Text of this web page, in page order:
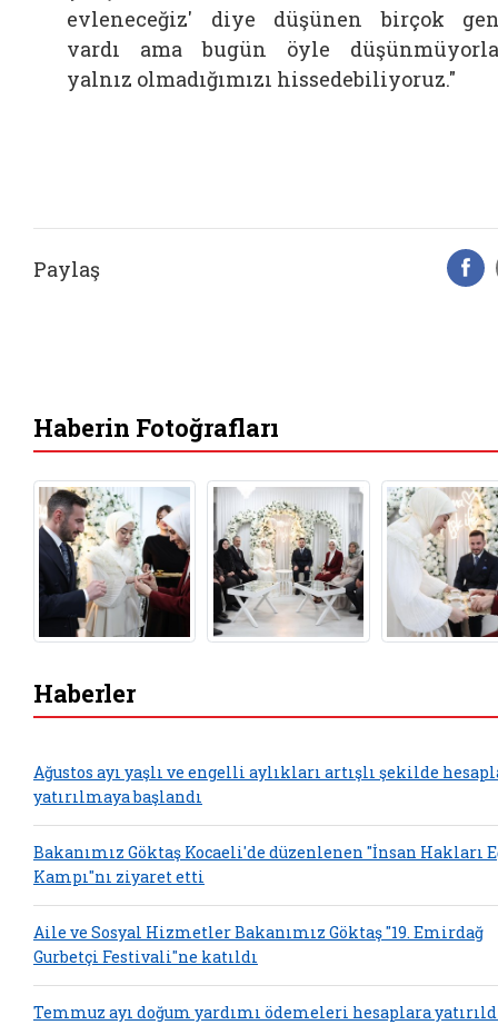
evleneceğiz' diye düşünen birçok
vardı ama bugün öyle
yalnız olmadığımızı hissedebiliyoruz."
Paylaş
Haberin Fotoğrafları
Haberler
Ağustos ayı yaşlı ve engelli aylıkları artışlı şekilde
yatırılmaya başlandı
Bakanımız Göktaş Kocaeli'de düzenlenen "İnsan Hakları
Kampı"nı ziyaret etti
Aile ve Sosyal Hizmetler Bakanımız Göktaş "19. Emirdağ
Gurbetçi Festivali"ne katıldı
Temmuz ayı doğum yardımı ödemeleri hesaplara